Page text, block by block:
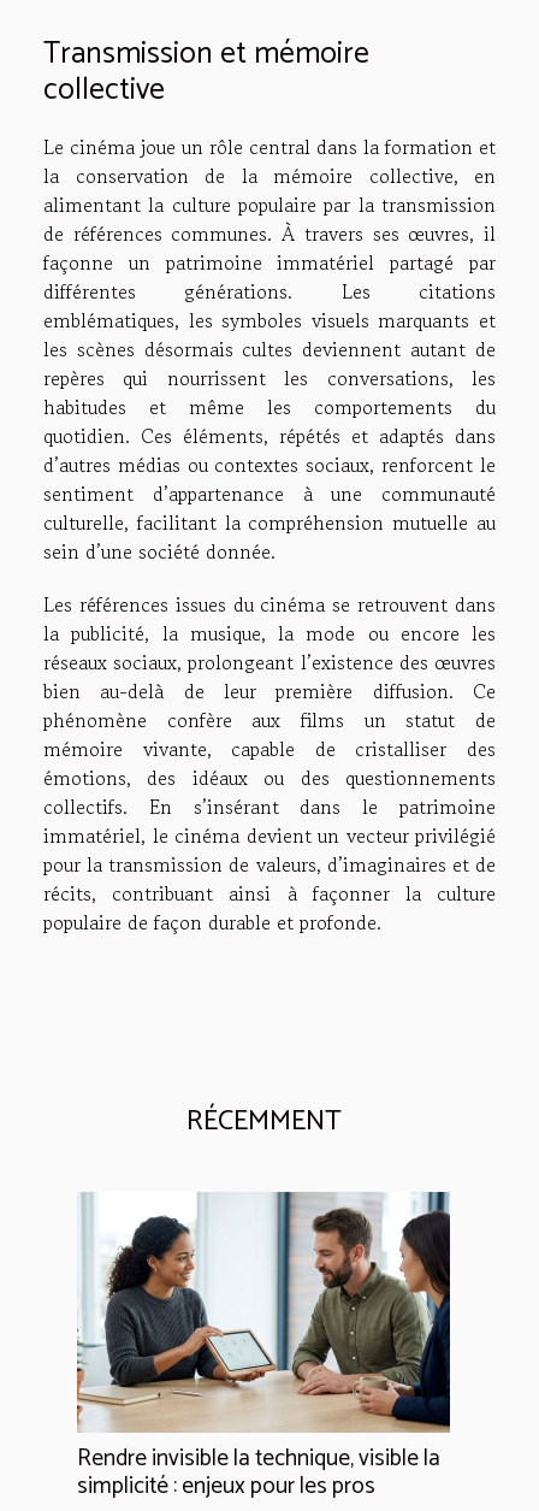
Transmission et mémoire
collective
Le cinéma joue un rôle central dans la formation et
la conservation de la mémoire collective, en
alimentant la culture populaire par la transmission
de références communes. À travers ses œuvres, il
façonne un patrimoine immatériel partagé par
différentes générations. Les citations
emblématiques, les symboles visuels marquants et
les scènes désormais cultes deviennent autant de
repères qui nourrissent les conversations, les
habitudes et même les comportements du
quotidien. Ces éléments, répétés et adaptés dans
d’autres médias ou contextes sociaux, renforcent le
sentiment d’appartenance à une communauté
culturelle, facilitant la compréhension mutuelle au
sein d’une société donnée.
Les références issues du cinéma se retrouvent dans
la publicité, la musique, la mode ou encore les
réseaux sociaux, prolongeant l’existence des œuvres
bien au-delà de leur première diffusion. Ce
phénomène confère aux films un statut de
mémoire vivante, capable de cristalliser des
émotions, des idéaux ou des questionnements
collectifs. En s’insérant dans le patrimoine
immatériel, le cinéma devient un vecteur privilégié
pour la transmission de valeurs, d’imaginaires et de
récits, contribuant ainsi à façonner la culture
populaire de façon durable et profonde.
RÉCEMMENT
Rendre invisible la technique, visible la
simplicité : enjeux pour les pros